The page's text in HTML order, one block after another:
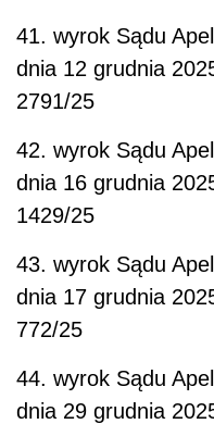
41. wyrok Sądu
dnia 12 grudnia
2791/25
42. wyrok Sądu
dnia 16 grudnia
1429/25
43. wyrok Sądu
dnia 17 grudnia
772/25
44. wyrok Sądu
dnia 29 grudnia